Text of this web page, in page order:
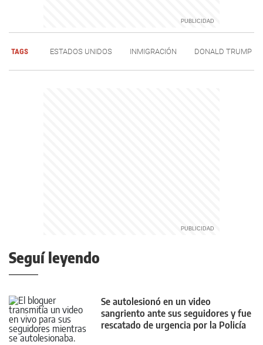
TAGS ESTADOS UNIDOS INMIGRACIÓN DONALD TRUMP
Seguí leyendo
Se autolesionó en un video
sangriento ante sus seguidores y fue
rescatado de urgencia por la Policía